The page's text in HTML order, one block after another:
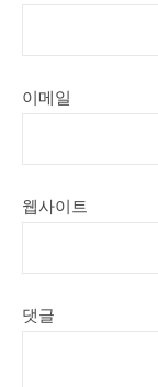
이메일
웹사이트
댓글